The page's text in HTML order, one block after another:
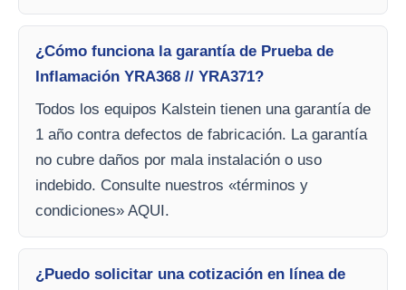
¿Cómo funciona la garantía de Prueba de
Inflamación YRA368 // YRA371?
Todos los equipos Kalstein tienen una garantía de
1 año contra defectos de fabricación. La garantía
no cubre daños por mala instalación o uso
indebido. Consulte nuestros «términos y
condiciones» AQUI.
¿Puedo solicitar una cotización en línea de